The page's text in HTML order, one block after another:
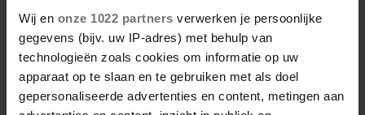
Wij en onze 1022 partners verwerken je persoonlijke
gegevens (bijv. uw IP-adres) met behulp van
technologieën zoals cookies om informatie op uw
apparaat op te slaan en te gebruiken met als doel
gepersonaliseerde advertenties en content, metingen aan
Evelien Berkemeijer
Evelien is online redacteur voor Weekend en